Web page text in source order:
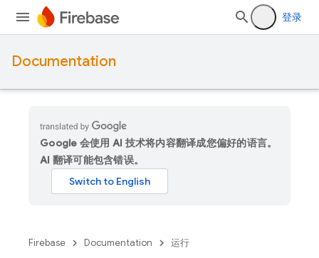
登录
Documentation
Google 会使用 AI 技术将内容翻译成您偏好的语言。
AI 翻译可能包含错误。
Firebase Documentation 运行